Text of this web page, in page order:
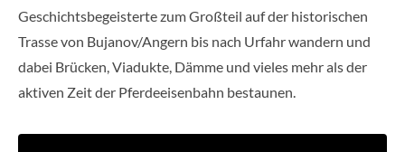
Geschichtsbegeisterte zum Großteil auf der historischen
Trasse von Bujanov/Angern bis nach Urfahr wandern und
dabei Brücken, Viadukte, Dämme und vieles mehr als der
aktiven Zeit der Pferdeeisenbahn bestaunen.